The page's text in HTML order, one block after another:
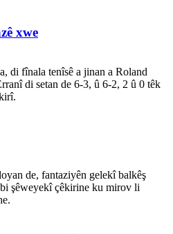
xwe
di fînala tenîsê a jinan a Roland
di setan de 6-3, û 6-2, 2 û 0 têk
de, fantaziyên gelekî balkêş
şêweyekî çêkirine ku mirov li